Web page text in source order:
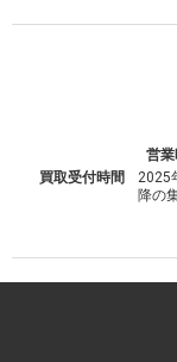
営業
買取受付時間
2025
降の